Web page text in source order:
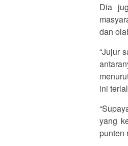
Dia
dan
“Jujur
ini
yang
punten